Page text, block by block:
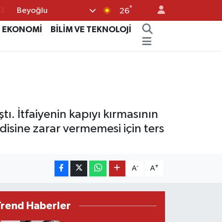
Beyoğlu 26°
EKONOMİ
BİLİM VE TEKNOLOJİ
İtfaiyenin kapıyı kırmasının
zarar vermemesi için ters
A- A+
Haberler